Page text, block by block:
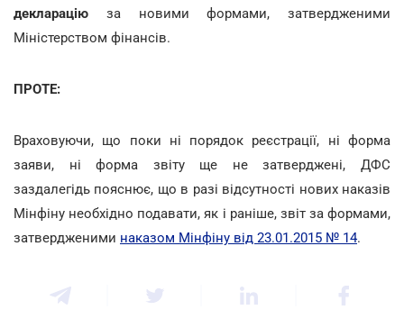
декларацію за новими формами, затвердженими
Міністерством фінансів.
ПРОТЕ:
Враховуючи, що поки ні порядок реєстрації, ні форма
заяви, ні форма звіту ще не затверджені, ДФС
заздалегідь пояснює, що в разі відсутності нових наказів
Мінфіну необхідно подавати, як і раніше, звіт за формами,
затвердженими наказом Мінфіну від 23.01.2015 № 14.